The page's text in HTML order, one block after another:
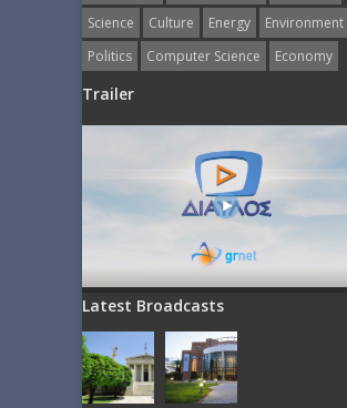
Science
Culture Energy
Εnvironment
Politics
Computer Science Economy
Trailer
Latest Broadcasts